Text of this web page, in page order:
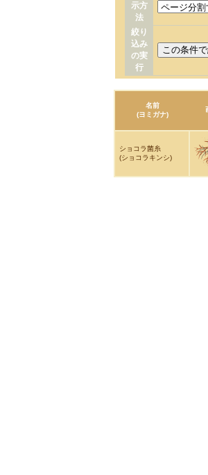
示方
法
絞り
込み
の実
行
名前
(ヨミガナ)
ショコラ菌糸
(ショコラキンシ)